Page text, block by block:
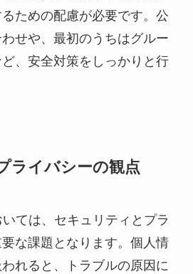
ための配慮が必要です。公
せや、最初のうちはグルー
、安全対策をしっかりと行
ライバシーの観点
ては、セキュリティとプラ
な課題となります。個人情
れると、トラブルの原因に